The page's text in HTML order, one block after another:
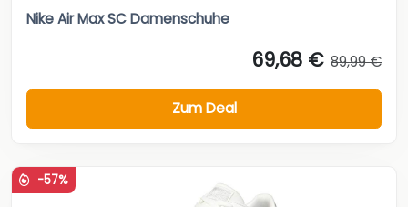
Nike Air Max SC Damenschuhe
69,68 € 89,99 €
Zum Deal
-57%